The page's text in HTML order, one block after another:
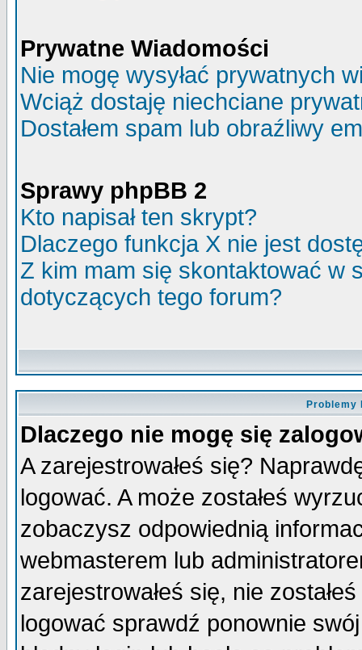
Prywatne Wiadomości
Nie mogę wysyłać prywatnych
Wciąż dostaję niechciane
Dostałem spam lub obraźliwy
Sprawy phpBB 2
Kto napisał ten skrypt?
Dlaczego funkcja X nie jest
Z kim mam się skontaktować w
dotyczących tego forum?
Problemy
Dlaczego nie mogę się
A zarejestrowałeś się?
logować. A może zostałeś
zobaczysz odpowiednią
webmasterem lub
zarejestrowałeś się, nie
logować sprawdź ponownie